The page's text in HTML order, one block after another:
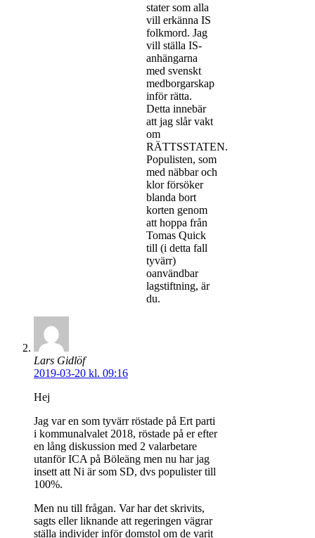
stater som alla
vill erkänna IS
folkmord. Jag
vill ställa IS-
anhängarna
med svenskt
medborgarskap
inför rätta.
Detta innebär
att jag slår vakt
om
RÄTTSSTATEN.
Populisten, som
med näbbar och
klor försöker
blanda bort
korten genom
att hoppa från
Tomas Quick
till (i detta fall
tyvärr)
oanvändbar
lagstiftning, är
du.
Lars Gidlöf
2019-03-20 kl. 09:16
Hej
Jag var en som tyvärr röstade på Ert parti
i kommunalvalet 2018, röstade på er efter
en lång diskussion med 2 valarbetare
utanför ICA på Böleäng men nu har jag
insett att Ni är som SD, dvs populister till
100%.
Men nu till frågan. Var har det skrivits,
sagts eller liknande att regeringen vägrar
ställa individer inför domstol om de varit